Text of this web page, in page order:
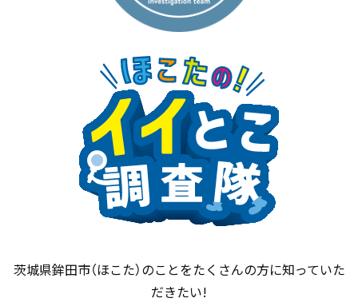
茨城県鉾田市（ほこた）のことをたくさんの方に知っていた
だきたい!